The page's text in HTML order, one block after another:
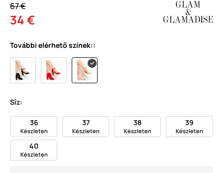
67 €
34 €
További elérhető színek::
Sīz:
36
Készleten
37
Készleten
38
Készleten
39
Készleten
40
Készleten